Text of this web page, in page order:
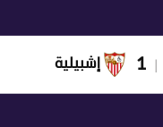
1 إشبيلية